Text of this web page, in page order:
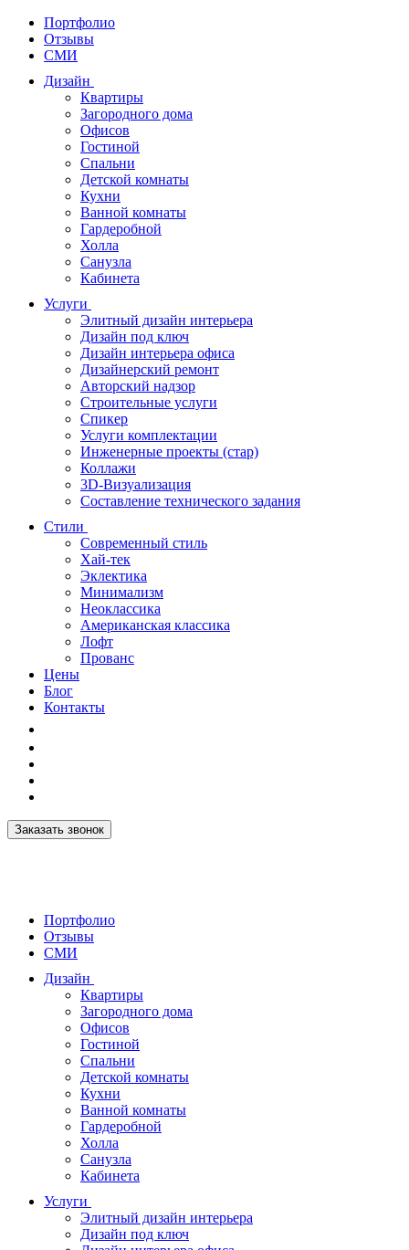
Портфолио
Отзывы
СМИ
Дизайн
Квартиры
Загородного дома
Офисов
Гостиной
Спальни
Детской комнаты
Кухни
Ванной комнаты
Гардеробной
Холла
Санузла
Кабинета
Услуги
Элитный дизайн интерьера
Дизайн под ключ
Дизайн интерьера офиса
Дизайнерский ремонт
Авторский надзор
Строительные услуги
Спикер
Услуги комплектации
Инженерные проекты (стар)
Коллажи
3D-Визуализация
Составление технического задания
Стили
Современный стиль
Хай-тек
Эклектика
Минимализм
Неоклассика
Американская классика
Лофт
Прованс
Цены
Блог
Контакты
Заказать звонок
Портфолио
Отзывы
СМИ
Дизайн
Квартиры
Загородного дома
Офисов
Гостиной
Спальни
Детской комнаты
Кухни
Ванной комнаты
Гардеробной
Холла
Санузла
Кабинета
Услуги
Элитный дизайн интерьера
Дизайн под ключ